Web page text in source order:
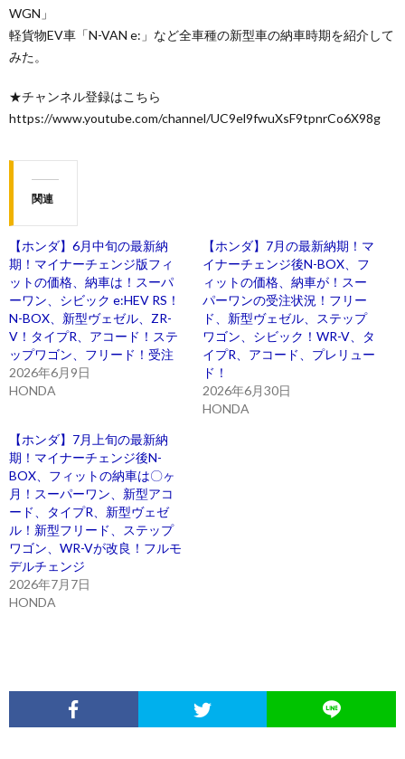
WGN」
軽貨物EV車「N-VAN e:」など全車種の新型車の納車時期を紹介して
みた。
★チャンネル登録はこちら
https://www.youtube.com/channel/UC9el9fwuXsF9tpnrCo6X98g
関連
【ホンダ】6月中旬の最新納
期！マイナーチェンジ版フィ
ットの価格、納車は！スーパ
ーワン、シビック e:HEV RS！
N-BOX、新型ヴェゼル、ZR-
V！タイプR、アコード！ステ
ップワゴン、フリード！受注
2026年6月9日
HONDA
【ホンダ】7月の最新納期！マ
イナーチェンジ後N-BOX、フ
ィットの価格、納車が！スー
パーワンの受注状況！フリー
ド、新型ヴェゼル、ステップ
ワゴン、シビック！WR-V、タ
イプR、アコード、プレリュー
ド！
2026年6月30日
HONDA
【ホンダ】7月上旬の最新納
期！マイナーチェンジ後N-
BOX、フィットの納車は〇ヶ
月！スーパーワン、新型アコ
ード、タイプR、新型ヴェゼ
ル！新型フリード、ステップ
ワゴン、WR-Vが改良！フルモ
デルチェンジ
2026年7月7日
HONDA